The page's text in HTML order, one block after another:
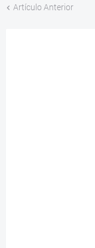
Artículo Anterior